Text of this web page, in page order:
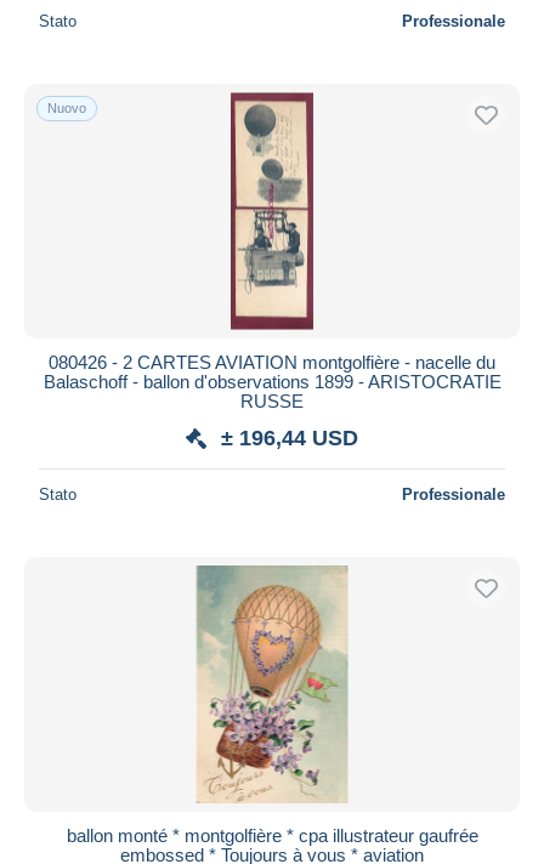
Stato Professionale
Nuovo
080426 - 2 CARTES AVIATION montgolfière - nacelle du
Balaschoff - ballon d'observations 1899 - ARISTOCRATIE
RUSSE
± 196,44 USD
Stato Professionale
ballon monté * montgolfière * cpa illustrateur gaufrée
embossed * Toujours à vous * aviation